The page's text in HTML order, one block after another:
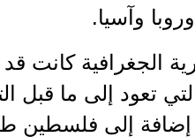
وآسيا.
الجغرافية
تعود إلى ما قبل
إلى فلسطين